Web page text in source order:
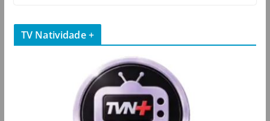
TV Natividade +